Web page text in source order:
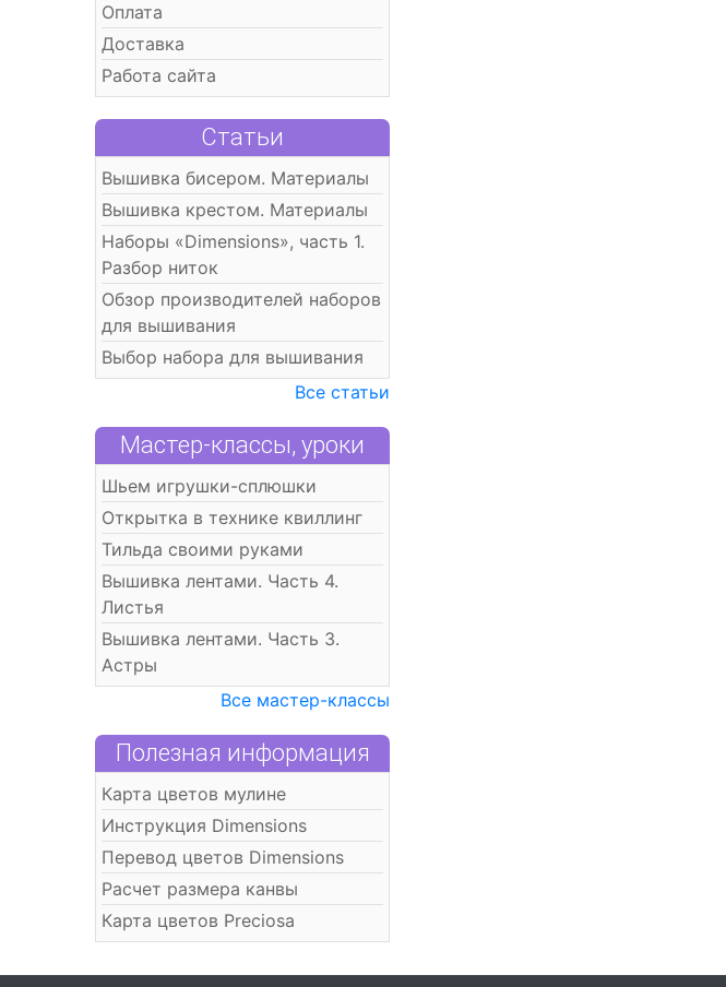
Оплата
Доставка
Работа сайта
Статьи
Вышивка бисером. Материалы
Вышивка крестом. Материалы
Наборы «Dimensions», часть 1.
Разбор ниток
Обзор производителей наборов
для вышивания
Выбор набора для вышивания
Все статьи
Мастер-классы, уроки
Шьем игрушки-сплюшки
Открытка в технике квиллинг
Тильда своими руками
Вышивка лентами. Часть 4.
Листья
Вышивка лентами. Часть 3.
Астры
Все мастер-классы
Полезная информация
Карта цветов мулине
Инструкция Dimensions
Перевод цветов Dimensions
Расчет размера канвы
Карта цветов Preciosa